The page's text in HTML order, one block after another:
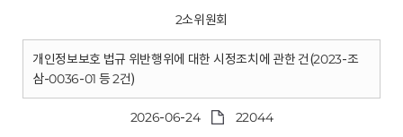
2소위원회
개인정보보호 법규 위반행위에 대한 시정조치에 관한 건(2023-조
삼-0036-01 등 2건)
2026-06-24 22044